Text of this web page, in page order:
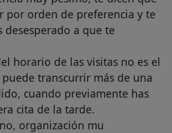
por orden de preferencia y te
a que te
horario de las visitas no es el
transcurrir más de una
cuando previamente has
cita de la tarde.
organización mu